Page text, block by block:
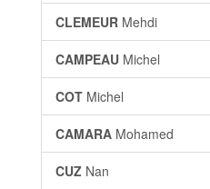
CLEMEUR Mehdi
CAMPEAU Michel
COT Michel
CAMARA Mohamed
CUZ Nan